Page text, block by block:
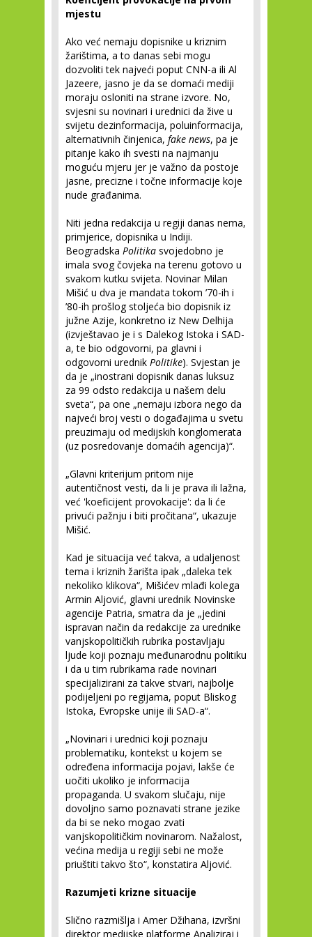
mjestu
Ako već nemaju dopisnike u kriznim
žarištima, a to danas sebi mogu
dozvoliti tek najveći poput CNN-a ili Al
Jazeere, jasno je da se domaći mediji
moraju osloniti na strane izvore. No,
svjesni su novinari i urednici da žive u
svijetu dezinformacija, poluinformacija,
alternativnih činjenica, fake news, pa je
pitanje kako ih svesti na najmanju
moguću mjeru jer je važno da postoje
jasne, precizne i točne informacije koje
nude građanima.
Niti jedna redakcija u regiji danas nema,
primjerice, dopisnika u Indiji.
Beogradska Politika svojedobno je
imala svog čovjeka na terenu gotovo u
svakom kutku svijeta. Novinar Milan
Mišić u dva je mandata tokom ’70-ih i
’80-ih prošlog stoljeća bio dopisnik iz
južne Azije, konkretno iz New Delhija
(izvještavao je i s Dalekog Istoka i SAD-
a, te bio odgovorni, pa glavni i
odgovorni urednik Politike). Svjestan je
da je „inostrani dopisnik danas luksuz
za 99 odsto redakcija u našem delu
sveta“, pa one „nemaju izbora nego da
najveći broj vesti o događajima u svetu
preuzimaju od medijskih konglomerata
(uz posredovanje domaćih agencija)“.
„Glavni kriterijum pritom nije
autentičnost vesti, da li je prava ili lažna,
već 'koeficijent provokacije': da li će
privući pažnju i biti pročitana“, ukazuje
Mišić.
Kad je situacija već takva, a udaljenost
tema i kriznih žarišta ipak „daleka tek
nekoliko klikova“, Mišićev mlađi kolega
Armin Aljović, glavni urednik Novinske
agencije Patria, smatra da je „jedini
ispravan način da redakcije za urednike
vanjskopolitičkih rubrika postavljaju
ljude koji poznaju međunarodnu politiku
i da u tim rubrikama rade novinari
specijalizirani za takve stvari, najbolje
podijeljeni po regijama, poput Bliskog
Istoka, Evropske unije ili SAD-a“.
„Novinari i urednici koji poznaju
problematiku, kontekst u kojem se
određena informacija pojavi, lakše će
uočiti ukoliko je informacija
propaganda. U svakom slučaju, nije
dovoljno samo poznavati strane jezike
da bi se neko mogao zvati
vanjskopolitičkim novinarom. Nažalost,
većina medija u regiji sebi ne može
priuštiti takvo što“, konstatira Aljović.
Razumjeti krizne situacije
Slično razmišlja i Amer Džihana, izvršni
direktor medijske platforme Analiziraj i